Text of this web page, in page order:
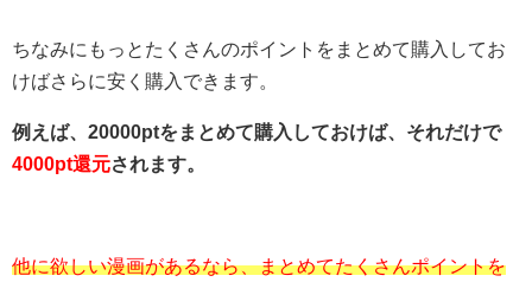
ちなみにもっとたくさんのポイントをまとめて購入してお
けばさらに安く購入できます。
例えば、20000ptをまとめて購入しておけば、それだけで
4000pt還元されます。
他に欲しい漫画があるなら、まとめてたくさんポイントを